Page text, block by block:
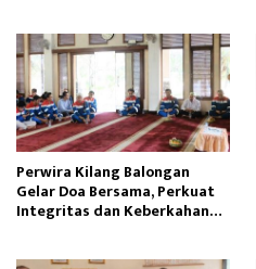
Perwira Kilang Balongan
Gelar Doa Bersama, Perkuat
Integritas dan Keberkahan